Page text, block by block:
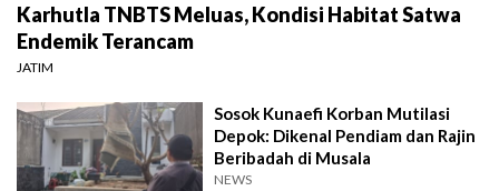
Karhutla TNBTS Meluas, Kondisi Habitat Satwa
Endemik Terancam
JATIM
Sosok Kunaefi Korban Mutilasi
Depok: Dikenal Pendiam dan Rajin
Beribadah di Musala
NEWS